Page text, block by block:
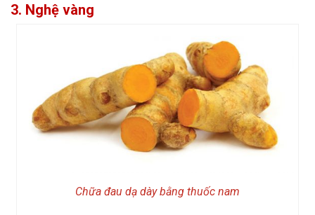
3. Nghệ vàng
Chữa đau dạ dày bằng thuốc nam